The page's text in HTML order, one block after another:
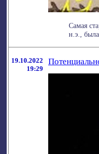
Самая
н.э.,
19.10.2022
19:29